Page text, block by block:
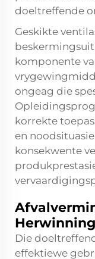
doeltreffende
Geskikte
komponente
ongeag die
korrekte
en
konsekwente
Die
effektiewe